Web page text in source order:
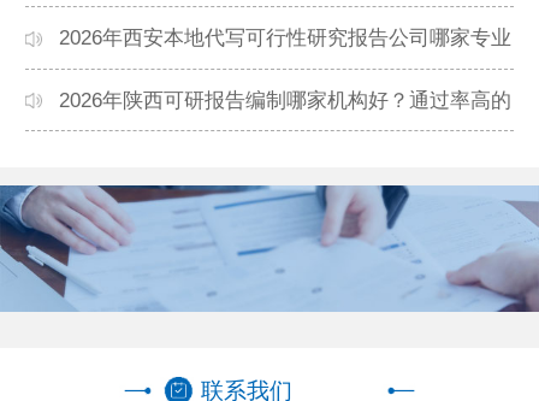
本地高口碑机构排名
2026年西安本地代写可行性研究报告公司哪家专业
靠谱？正规团队推荐
2026年陕西可研报告编制哪家机构好？通过率高的
联系我们